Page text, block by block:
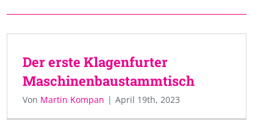
Der erste Klagenfurter
Maschinenbaustammtisch
Von Martin Kompan | April 19th, 2023